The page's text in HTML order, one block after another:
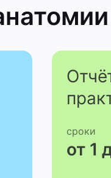
сроки
от 1